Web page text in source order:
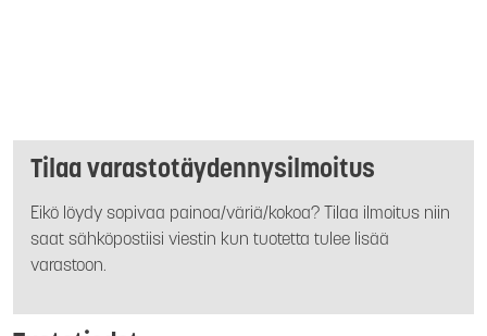
Tilaa varastotäydennysilmoitus
Eikö löydy sopivaa painoa/väriä/kokoa? Tilaa ilmoitus niin
saat sähköpostiisi viestin kun tuotetta tulee lisää
varastoon.